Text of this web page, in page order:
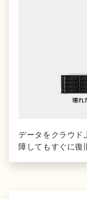
データをクラウド
障してもすぐに復